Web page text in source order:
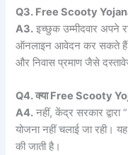
Q3. Free Scooty
A3. इच्छुक उम्मीदवार अपने
ऑनलाइन आवेदन कर सकते
और निवास प्रमाण जैसे
Q4.क्या Free Scooty
A4. नहीं, केंद्र सरकार
योजना नहीं चलाई जा रही।
की जाती है।